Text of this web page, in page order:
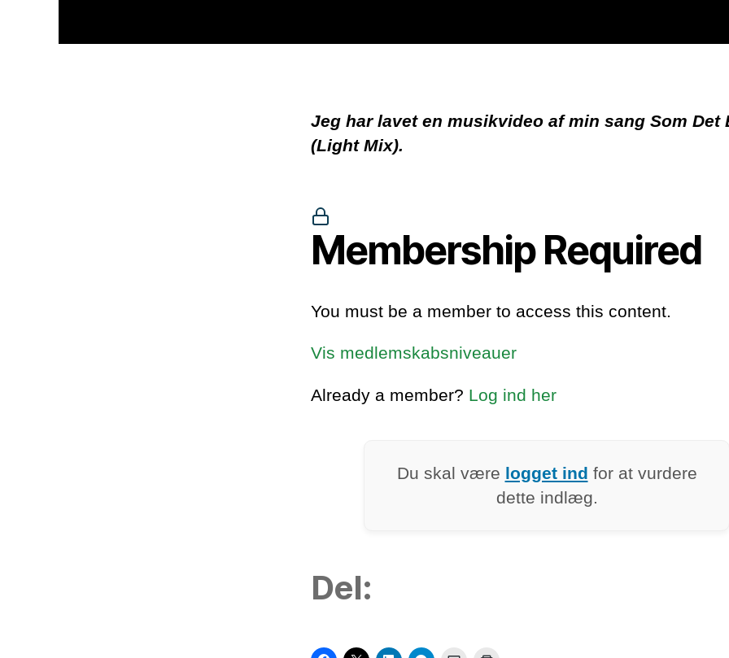
Jeg har lavet en musikvideo af min sang Som Det
(Light Mix).
Membership Required
You must be a member to access this content.
Vis medlemskabsniveauer
Already a member? Log ind her
Du skal være logget ind for at vurdere
dette indlæg.
Del: